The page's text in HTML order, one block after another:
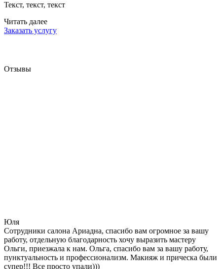
Текст, текст, текст
Читать далее
Заказать услугу
Отзывы
Юля
Сотрудники салона Ариадна, спасибо вам огромное за вашу
работу, отдельную благодарность хочу выразить мастеру
Ольги, приезжала к нам. Ольга, спасибо вам за вашу работу,
пунктуальность и профессионализм. Макияж и прическа были
супер!!! Все просто упали)))